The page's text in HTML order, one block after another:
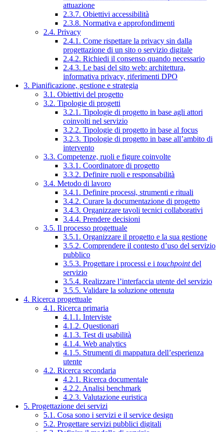
attuazione
2.3.7. Obiettivi accessibilità
2.3.8. Normativa e approfondimenti
2.4. Privacy
2.4.1. Come rispettare la privacy sin dalla
progettazione di un sito o servizio digitale
2.4.2. Richiedi il consenso quando necessario
2.4.3. Le basi del sito web: architettura,
informativa privacy, riferimenti DPO
3. Pianificazione, gestione e strategia
3.1. Obiettivi del progetto
3.2. Tipologie di progetti
3.2.1. Tipologie di progetto in base agli attori
coinvolti nel servizio
3.2.2. Tipologie di progetto in base al focus
3.2.3. Tipologie di progetto in base all’ambito di
intervento
3.3. Competenze, ruoli e figure coinvolte
3.3.1. Coordinatore di progetto
3.3.2. Definire ruoli e responsabilità
3.4. Metodo di lavoro
3.4.1. Definire processi, strumenti e rituali
3.4.2. Curare la documentazione di progetto
3.4.3. Organizzare tavoli tecnici collaborativi
3.4.4. Prendere decisioni
3.5. Il processo progettuale
3.5.1. Organizzare il progetto e la sua gestione
3.5.2. Comprendere il contesto d’uso del servizio
pubblico
3.5.3. Progettare i processi e i touchpointdel
servizio
3.5.4. Realizzare l’interfaccia utente del servizio
3.5.5. Validare la soluzione ottenuta
4. Ricerca progettuale
4.1. Ricerca primaria
4.1.1. Interviste
4.1.2. Questionari
4.1.3. Test di usabilità
4.1.4. Web analytics
4.1.5. Strumenti di mappatura dell’esperienza
utente
4.2. Ricerca secondaria
4.2.1. Ricerca documentale
4.2.2. Analisi benchmark
4.2.3. Valutazione euristica
5. Progettazione dei servizi
5.1. Cosa sono i servizi e il service design
5.2. Progettare servizi pubblici digitali